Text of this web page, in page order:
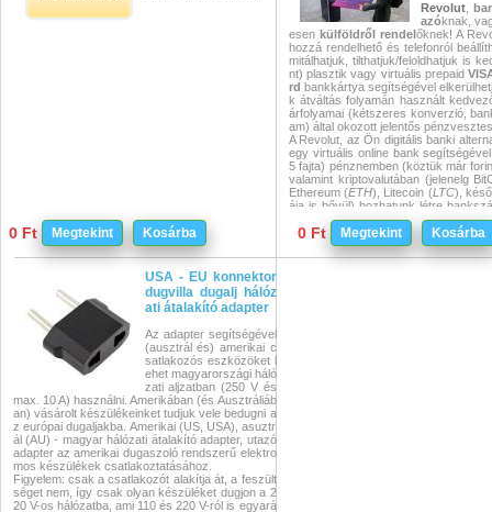
0 Ft Megtekint Kosárba
Revolut
azóknak,
esen külföldről rendelőknek! A
hozzá rendelhető és telefonról
mitálhatjuk, tilthatjuk/feloldhatjuk is
nt) plasztik vagy virtuális prepaid
rd bankkártya segítségével
k átváltás folyamán használt
árfolyamai (kétszeres konverzió,
am) által okozott jelentős
A Revolut, az Ön digitális banki
egy virtuális online bank
5 fajta) pénznemben (köztük már
valamint kriptovalutában (jelenelg
Ethereum (ETH), Litecoin (LTC),
ája is bővül) hozhatunk létre
mláink között nekünk kedvezően,
n elérhető legjobb bankközi, google-
mon (közelközépárfolyamon)
uk át pénzünket. Számláinkról valós
0 Ft Megtekint Kosárba
USA - EU konnektor
dugvilla dugalj hálóz
ati átalakító adapter
Az adapter segítségével
(ausztrál és) amerikai c
satlakozós eszközöket l
ehet magyarországi háló
zati aljzatban (250 V és
max. 10 A) használni. Amerikában (és Ausztráliáb
an) vásárolt készülékeinket tudjuk vele bedugni a
z európai dugaljakba. Amerikai (US, USA), asuztr
ál (AU) - magyar hálózati átalakító adapter, utazó
adapter az amerikai dugaszoló rendszerű elektro
mos készülékek csatlakoztatásához.
Figyelem: csak a csatlakozót alakítja át, a feszült
séget nem, így csak olyan készüléket dugjon a 2
20 V-os hálózatba, ami 110 és 220 V-ról is egyará